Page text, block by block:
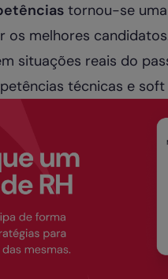
tornou-se uma
os melhores
situações reais do
técnicas e soft